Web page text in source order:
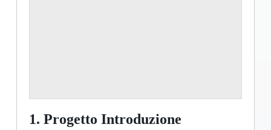
1. Progetto Introduzione